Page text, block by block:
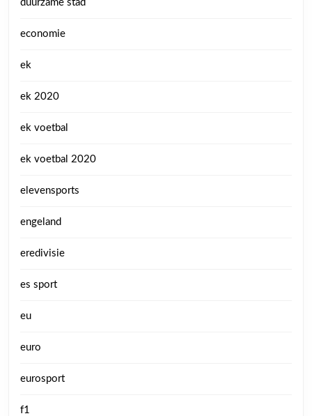
duurzame stad
economie
ek
ek 2020
ek voetbal
ek voetbal 2020
elevensports
engeland
eredivisie
es sport
eu
euro
eurosport
f1